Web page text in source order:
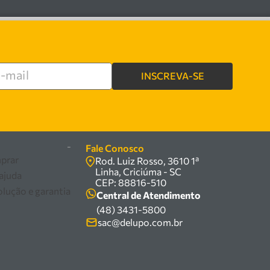
INSCREVA-SE
-
Fale Conosco
Rod. Luiz Rosso, 3610 1ª
Linha, Criciúma - SC
CEP: 88816-510
Central de Atendimento
(48) 3431-5800
sac@delupo.com.br